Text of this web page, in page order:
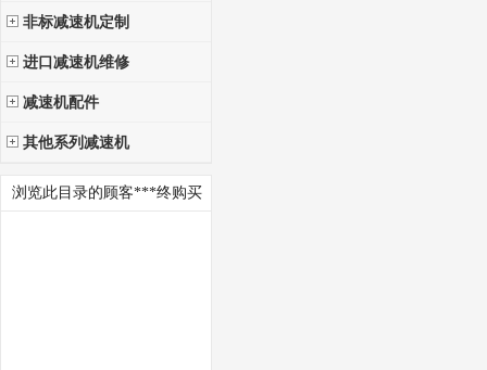
非标减速机定制
进口减速机维修
减速机配件
其他系列减速机
浏览此目录的顾客***终购买